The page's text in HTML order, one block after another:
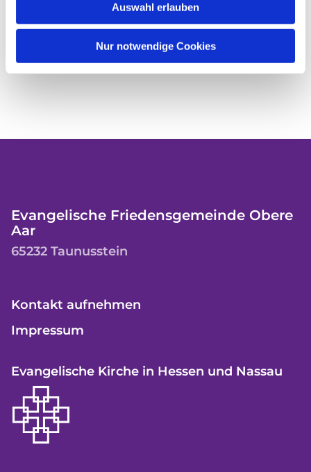
Auswahl erlauben
Nur notwendige Cookies
Evangelische Friedensgemeinde Obere
Aar
65232 Taunusstein
Kontakt aufnehmen
Impressum
Evangelische Kirche in Hessen und Nassau